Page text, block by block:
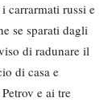
carrarmati russi e
se sparati dagli
di radunare il
di casa e
e ai tre